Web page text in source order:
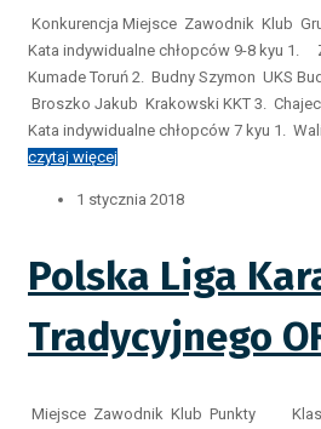
Konkurencja Miejsce Zawodnik Klub
Kata indywidualne chłopców 9-8 kyu 1.
Kumade Toruń 2. Budny Szymon UKS
Broszko Jakub Krakowski KKT 3.
Kata indywidualne chłopców 7 kyu 1.
czytaj więcej
1 stycznia 2018
Polska Liga
Tradycyjnego
Miejsce Zawodnik Klub Punkty